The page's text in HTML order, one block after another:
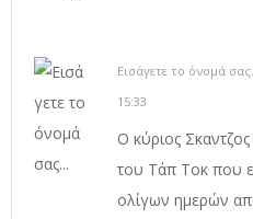
Εισάγετε το όνομά
15:33
Ο κύριος
του Τάπ Τοκ που
ολίγων ημερών